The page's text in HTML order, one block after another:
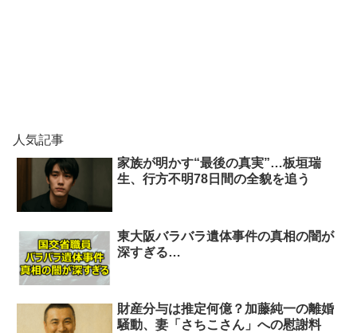
人気記事
家族が明かす“最後の真実”…板垣瑞
生、行方不明78日間の全貌を追う
東大阪バラバラ遺体事件の真相の闇が
深すぎる…
財産分与は推定何億？加藤純一の離婚
騒動、妻「さちこさん」への慰謝料